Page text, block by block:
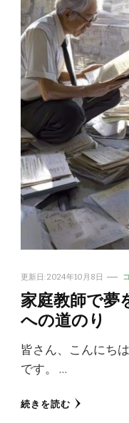
更新日:2024年10月8日
家庭教師で夢
への道のり
皆さん、こんにち
です。 …
続きを読む